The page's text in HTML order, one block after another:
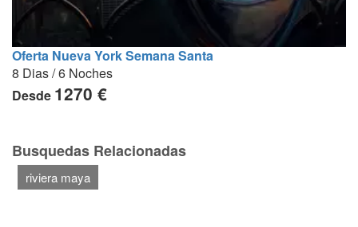
Oferta Nueva York Semana Santa
8 Dias / 6 Noches
Desde 1270 €
Busquedas Relacionadas
riviera maya